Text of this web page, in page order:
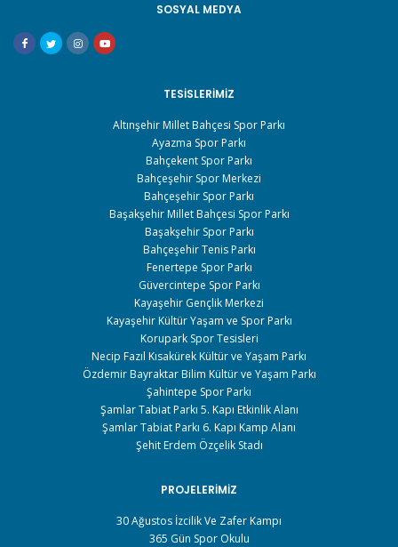
SOSYAL MEDYA
TESISLERIMIZ
Altınşehir Millet Bahçesi Spor Parkı
Ayazma Spor Parkı
Bahçekent Spor Parkı
Bahçeşehir Spor Merkezi
Bahçeşehir Spor Parkı
Başakşehir Millet Bahçesi Spor Parkı
Başakşehir Spor Parkı
Bahçeşehir Tenis Parkı
Fenertepe Spor Parkı
Güvercintepe Spor Parkı
Kayaşehir Gençlik Merkezi
Kayaşehir Kültür Yaşam ve Spor Parkı
Korupark Spor Tesisleri
Necip Fazıl Kısakürek Kültür ve Yaşam Parkı
Özdemir Bayraktar Bilim Kültür ve Yaşam Parkı
Şahintepe Spor Parkı
Şamlar Tabiat Parkı 5. Kapı Etkinlik Alanı
Şamlar Tabiat Parkı 6. Kapı Kamp Alanı
Şehit Erdem Özçelik Stadı
PROJELERIMIZ
30 Ağustos İzcilik Ve Zafer Kampı
365 Gün Spor Okulu